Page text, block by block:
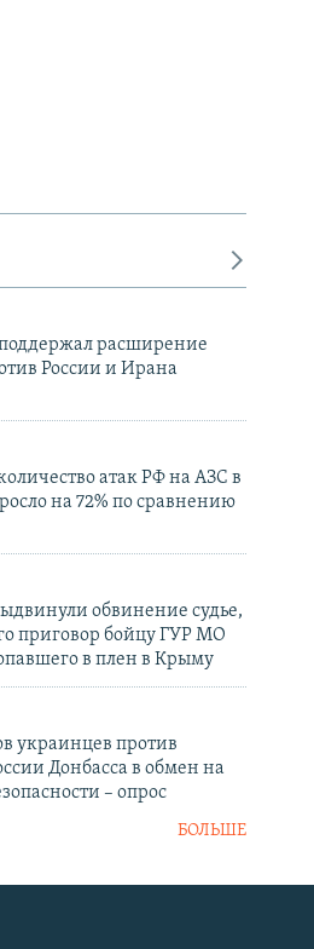
расширение
России и Ирана
атак РФ на АЗС в
на 72% по сравнению
обвинение судье,
приговор бойцу ГУР МО
в плен в Крыму
украинцев против
Донбасса в обмен на
– опрос
БОЛЬШЕ